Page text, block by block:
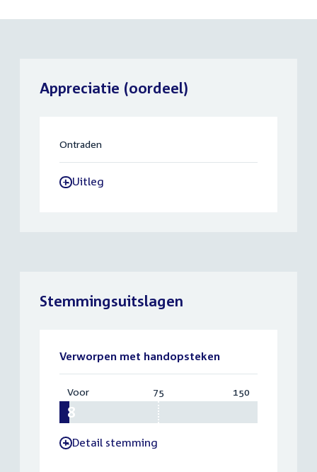
Appreciatie (oordeel)
Ontraden
-Uitleg
Stemmingsuitslagen
Verworpen met handopsteken
Voor:
75 150
-Detail stemming